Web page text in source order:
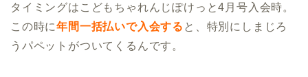
タイミングはこどもちゃれんじぽけっと4月号入会時。
この時に年間一括払いで入会する と、特別にしまじろ
うパペットがついてくるんです。